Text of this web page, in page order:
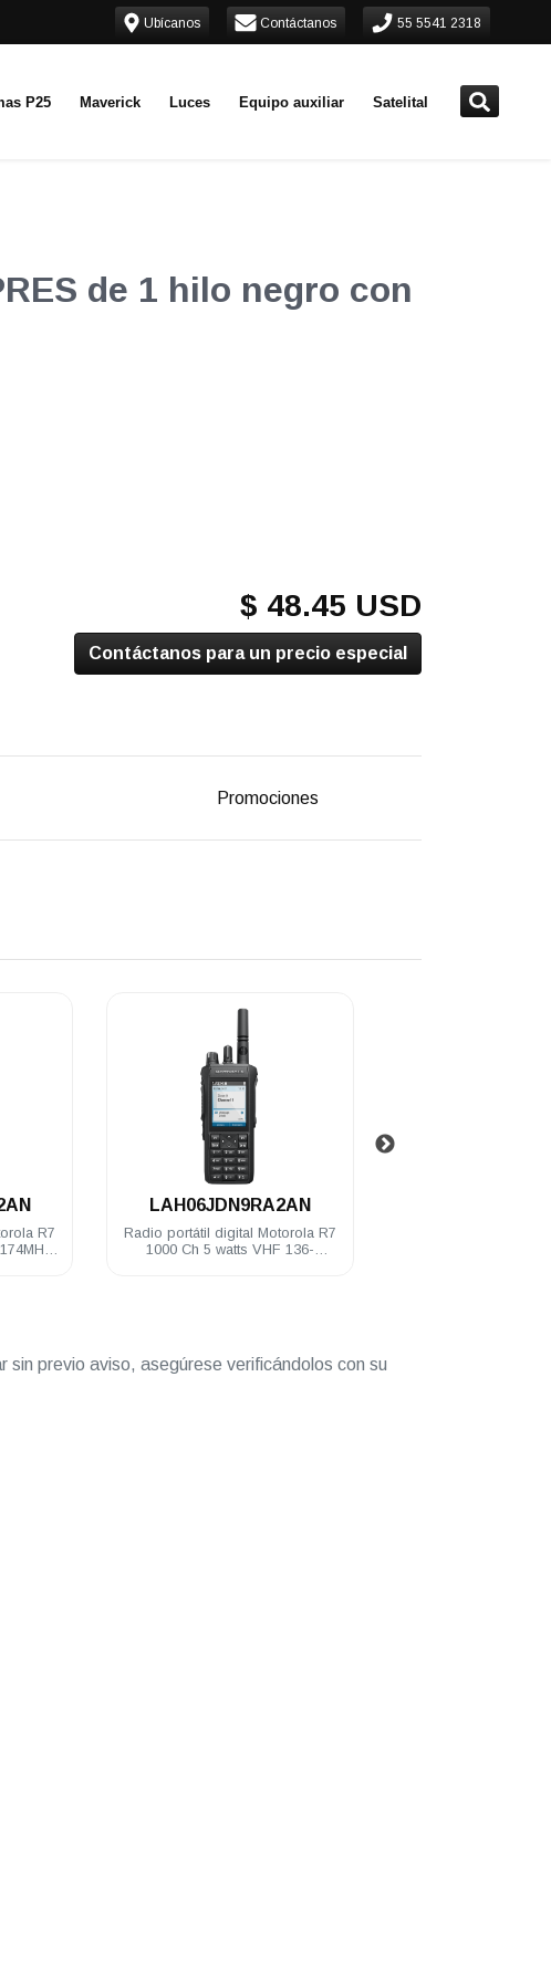
Ubícanos Contáctanos 55 5541 2318
P25 Maverick Luces Equipo auxiliar Satelital
de 1 hilo negro con
$ 48.45 USD
Contáctanos para un precio especial
Promociones
R7
.
LAH06JDN9RA2AN
Radio portátil digital Motorola R7
1000 Ch 5 watts VHF 136-
sin previo aviso, asegúrese verificándolos con su